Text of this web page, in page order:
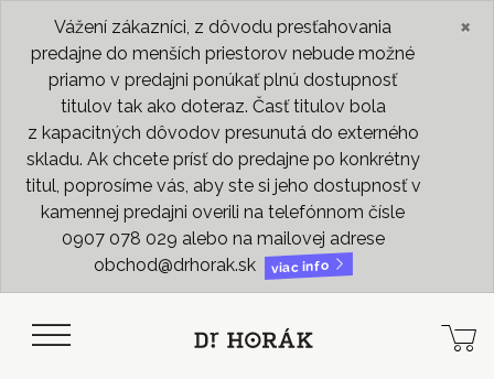
Vážení zákazníci, z dôvodu presťahovania
predajne do menších priestorov nebude možné
priamo v predajni ponúkať plnú dostupnosť
titulov tak ako doteraz. Časť titulov bola
z kapacitných dôvodov presunutá do externého
skladu. Ak chcete prísť do predajne po konkrétny
titul, poprosíme vás, aby ste si jeho dostupnosť v
kamennej predajni overili na telefónnom čísle
0907 078 029 alebo na mailovej adrese
obchod@drhorak.sk
viac info
×